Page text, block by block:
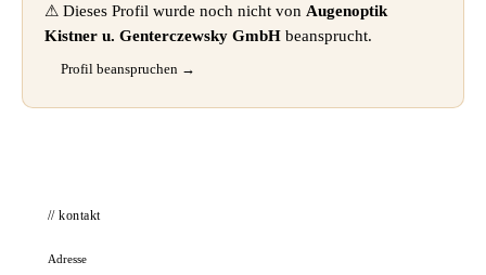
⚠ Dieses Profil wurde noch nicht von Augenoptik
Kistner u. Genterczewsky GmbH beansprucht.
Profil beanspruchen →
// kontakt
Adresse